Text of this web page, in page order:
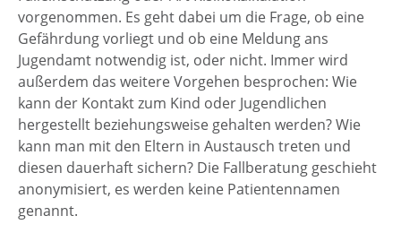
vorgenommen. Es geht dabei um die Frage, ob eine
Gefährdung vorliegt und ob eine Meldung ans
Jugendamt notwendig ist, oder nicht. Immer wird
außerdem das weitere Vorgehen besprochen: Wie
kann der Kontakt zum Kind oder Jugendlichen
hergestellt beziehungsweise gehalten werden? Wie
kann man mit den Eltern in Austausch treten und
diesen dauerhaft sichern? Die Fallberatung geschieht
anonymisiert, es werden keine Patientennamen
genannt.